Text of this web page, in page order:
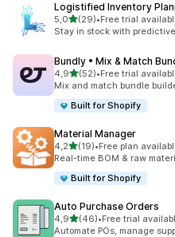
Logistified Inventory
5,0av 5 stjerner
(29)
Totalt 29 omtaler
•Free trial
Stay in stock with
Bundly • Mix & Match
4,9av 5 stjerner
(52)
Totalt 52 omtaler
•Free trial
Mix and match bundle
Built for Shopify
Material Manager
4,2av 5 stjerner
(19)
Totalt 19 omtaler
•Free plan
Real-time BOM & raw
Built for Shopify
Auto Purchase Orders
4,9av 5 stjerner
(46)
Totalt 46 omtaler
•Free trial
Automate POs, manage